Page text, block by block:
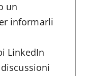
un
informarli
LinkedIn